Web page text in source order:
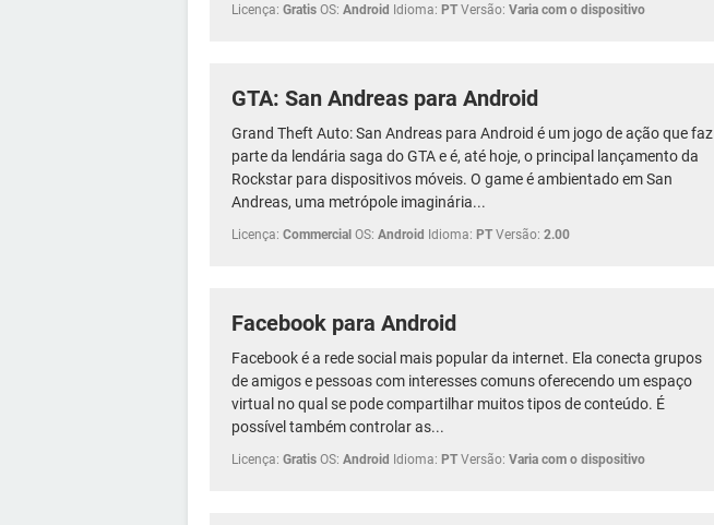
Licença: Gratis OS: Android Idioma: PT Versão: Varia com o dispositivo
GTA: San Andreas para Android
Grand Theft Auto: San Andreas para Android é um jogo de ação que faz
parte da lendária saga do GTA e é, até hoje, o principal lançamento da
Rockstar para dispositivos móveis. O game é ambientado em San
Andreas, uma metrópole imaginária...
Licença: Commercial OS: Android Idioma: PT Versão: 2.00
Facebook para Android
Facebook é a rede social mais popular da internet. Ela conecta grupos
de amigos e pessoas com interesses comuns oferecendo um espaço
virtual no qual se pode compartilhar muitos tipos de conteúdo. É
possível também controlar as...
Licença: Gratis OS: Android Idioma: PT Versão: Varia com o dispositivo